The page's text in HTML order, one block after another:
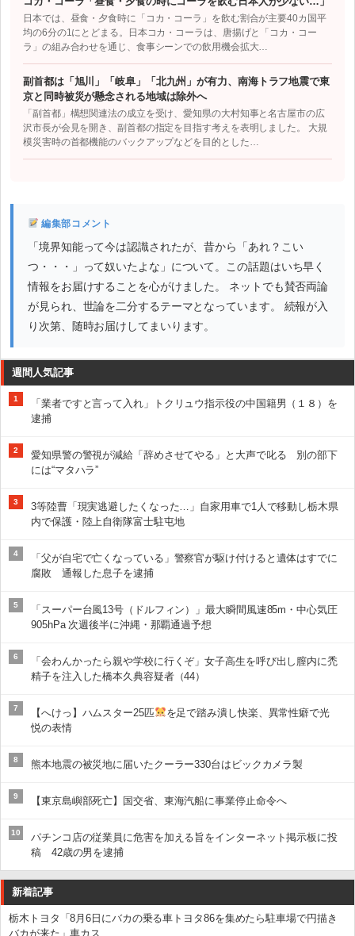
日本では、昼食・夕食時に「コカ・コーラ」を飲む割合が主要40カ国平
均の6分の1にとどまる。日本コカ・コーラは、唐揚げと「コカ・コー
ラ」の組み合わせを通じ、食事シーンでの飲用機会拡大…
副首都は「旭川」「岐阜」「北九州」が有力、南海トラフ地震で東
京と同時被災が懸念される地域は除外へ
「副首都」構想関連法の成立を受け、愛知県の大村知事と名古屋市の広
沢市長が会見を開き、副首都の指定を目指す考えを表明しました。 大規
模災害時の首都機能のバックアップなどを目的とした…
編集部コメント
「境界知能って今は認識されたが、昔から「あれ？こい
つ・・・」って奴いたよな」について。この話題はいち早く
情報をお届けすることを心がけました。 ネットでも賛否両論
が見られ、世論を二分するテーマとなっています。 続報が入
り次第、随時お届けしてまいります。
週間人気記事
1
「業者ですと言って入れ」トクリュウ指示役の中国籍男（１８）を
逮捕
2
愛知県警の警視が減給「辞めさせてやる」と大声で叱る 別の部下
には“マタハラ”
3
3等陸曹「現実逃避したくなった…」自家用車で1人で移動し栃木県
内で保護・陸上自衛隊富士駐屯地
4
「父が自宅で亡くなっている」警察官が駆け付けると遺体はすでに
腐敗 通報した息子を逮捕
5
「スーパー台風13号（ドルフィン）」最大瞬間風速85m・中心気圧
905hPa 次週後半に沖縄・那覇通過予想
6
「会わんかったら親や学校に行くぞ」女子高生を呼び出し膣内に禿
精子を注入した橋本久典容疑者（44）
7 【へけっ】ハムスター25匹
を足で踏み潰し快楽、異常性癖で光
悦の表情
8 熊本地震の被災地に届いたクーラー330台はビックカメラ製
9 【東京島嶼部死亡】国交省、東海汽船に事業停止命令へ
10
パチンコ店の従業員に危害を加える旨をインターネット掲示板に投
稿 42歳の男を逮捕
新着記事
栃木トヨタ「8月6日にバカの乗る車トヨタ86を集めたら駐車場で円描き
バカが来た」車カス